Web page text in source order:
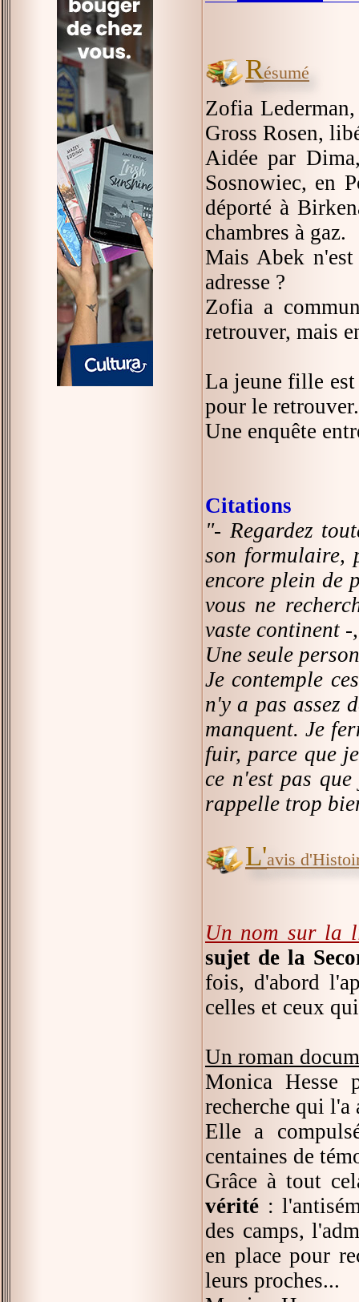
Résumé
Zofia
Gross Rosen,
Aidée par
Sosnowiec, en
déporté à
chambres à gaz.
Mais Abek n'est
adresse ?
Zofia a
retrouver, mais
La jeune fille est
pour le retrouver.
Une enquête
Citations
"- Regardez
son formulaire,
encore plein de
vous ne
vaste continent
Une seule
Je contemple
n'y a pas assez
manquent. Je
fuir, parce que
ce n'est pas
rappelle trop
L'avis
Un nom sur la
sujet de la
fois, d'abord
celles et ceux
Un roman
Monica
recherche qui l'a
Elle a
centaines de
Grâce à tout
vérité :
des camps,
en place pour
leurs proches...